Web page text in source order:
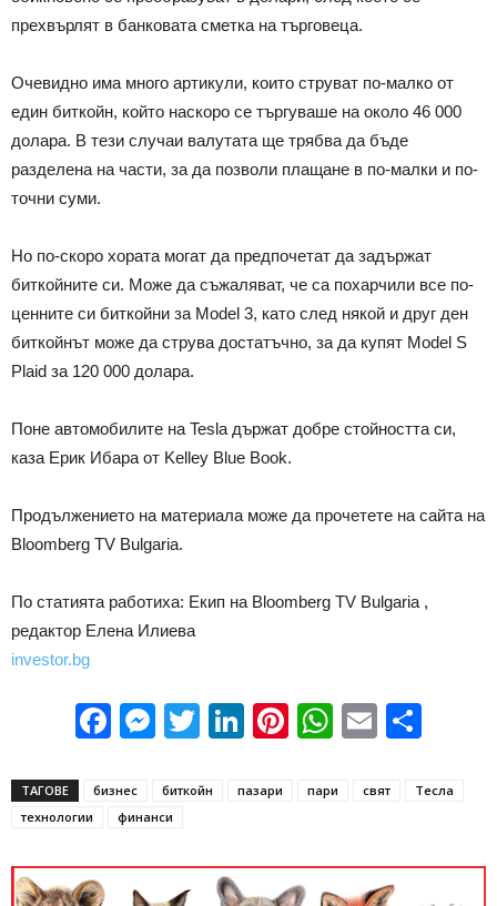
прехвърлят в банковата сметка на търговеца.
Очевидно има много артикули, които струват по-малко от
един биткойн, който наскоро се търгуваше на около 46 000
долара. В тези случаи валутата ще трябва да бъде
разделена на части, за да позволи плащане в по-малки и по-
точни суми.
Но по-скоро хората могат да предпочетат да задържат
биткойните си. Може да съжаляват, че са похарчили все по-
ценните си биткойни за Model 3, като след някой и друг ден
биткойнът може да струва достатъчно, за да купят Model S
Plaid за 120 000 долара.
Поне автомобилите на Tesla държат добре стойността си,
каза Ерик Ибара от Kelley Blue Book.
Продължението на материала може да прочетете на сайта на
Bloomberg TV Bulgaria.
По статията работиха: Екип на Bloomberg TV Bulgaria ,
редактор Елена Илиева
investor.bg
Facebook
Messenger
Twitter
LinkedIn
Pinterest
WhatsApp
Email
ТАГОВЕ бизнес биткойн пазари пари свят
Тесла
технологии
финанси